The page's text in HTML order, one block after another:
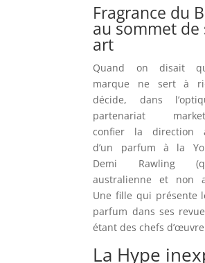
Fragrance du
au sommet de
art
Quand on disait
marque ne sert à
décide, dans
partenariat
confier la direction
d’un parfum à la
Demi Rawling
australienne et non
Une fille qui présente
parfum dans ses
étant des chefs
La Hype